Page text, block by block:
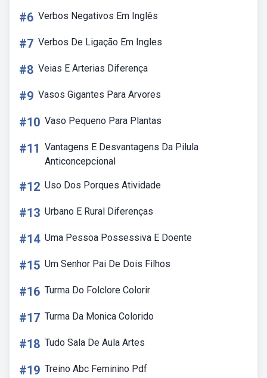
#6 Verbos Negativos Em Inglês
#7 Verbos De Ligação Em Ingles
#8 Veias E Arterias Diferença
#9 Vasos Gigantes Para Arvores
#10 Vaso Pequeno Para Plantas
#11 Vantagens E Desvantagens Da Pilula
Anticoncepcional
#12 Uso Dos Porques Atividade
#13 Urbano E Rural Diferenças
#14 Uma Pessoa Possessiva E Doente
#15 Um Senhor Pai De Dois Filhos
#16 Turma Do Folclore Colorir
#17 Turma Da Monica Colorido
#18 Tudo Sala De Aula Artes
#19 Treino Abc Feminino Pdf